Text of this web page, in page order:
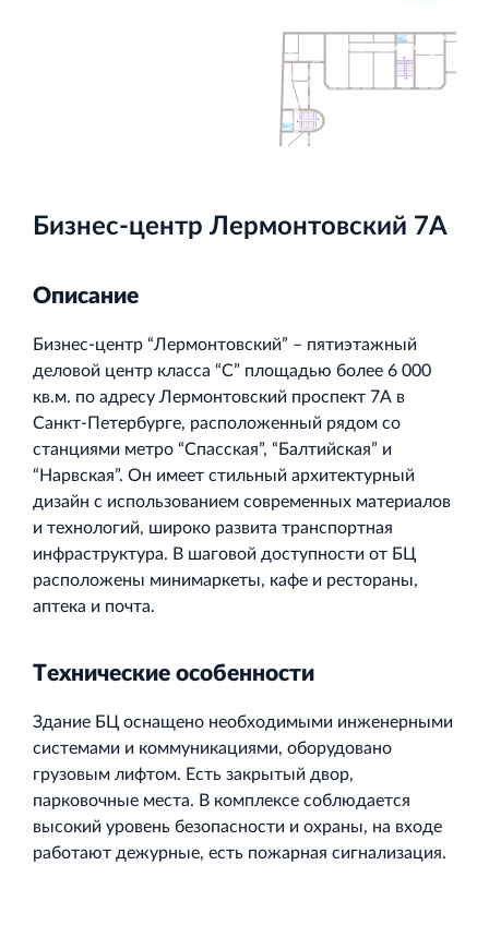
Современный торговый комплекс в центре города
Бизнес-центр Лермонтовский 7А
Описание
Бизнес-центр “Лермонтовский” – пятиэтажный
деловой центр класса “С” площадью более 6 000
кв.м. по адресу Лермонтовский проспект 7А в
Санкт-Петербурге, расположенный рядом со
станциями метро “Спасская”, “Балтийская” и
“Нарвская”. Он имеет стильный архитектурный
дизайн с использованием современных материалов
и технологий, широко развита транспортная
инфраструктура. В шаговой доступности от БЦ
расположены минимаркеты, кафе и рестораны,
аптека и почта.
Технические особенности
Здание БЦ оснащено необходимыми инженерными
системами и коммуникациями, оборудовано
грузовым лифтом. Есть закрытый двор,
парковочные места. В комплексе соблюдается
высокий уровень безопасности и охраны, на входе
работают дежурные, есть пожарная сигнализация.